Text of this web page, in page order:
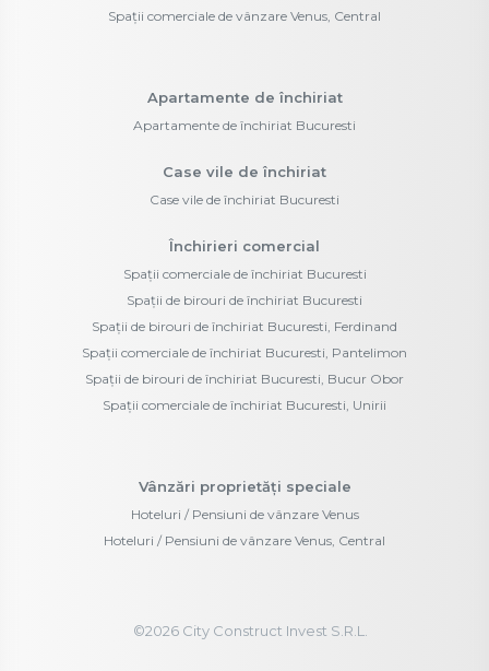
Spații comerciale de vânzare Venus, Central
Apartamente de închiriat
Apartamente de închiriat Bucuresti
Case vile de închiriat
Case vile de închiriat Bucuresti
Închirieri comercial
Spații comerciale de închiriat Bucuresti
Spații de birouri de închiriat Bucuresti
Spații de birouri de închiriat Bucuresti, Ferdinand
Spații comerciale de închiriat Bucuresti, Pantelimon
Spații de birouri de închiriat Bucuresti, Bucur Obor
Spații comerciale de închiriat Bucuresti, Unirii
Vânzări proprietăți speciale
Hoteluri / Pensiuni de vânzare Venus
Hoteluri / Pensiuni de vânzare Venus, Central
©2026City Construct Invest S.R.L.